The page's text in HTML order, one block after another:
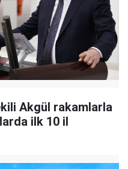
Akgül rakamlarla
ilk 10 il